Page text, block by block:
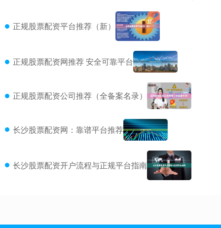
正规股票配资平台推荐（新）
正规股票配资网推荐 安全可靠平台
正规股票配资公司推荐（全备案名录）
长沙股票配资网：靠谱平台推荐
长沙股票配资开户流程与正规平台指南